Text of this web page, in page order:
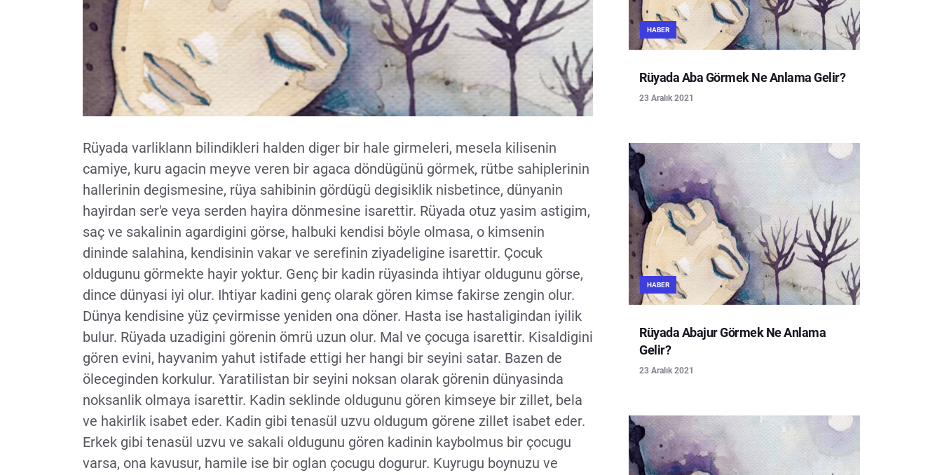
Rüyada varliklann bilindikleri halden diger bir hale girmeleri, mesela kilisenin
camiye, kuru agacin meyve veren bir agaca döndügünü görmek, rütbe sahiplerinin
hallerinin degismesine, rüya sahibinin gördügü degisiklik nisbetince, dünyanin
hayirdan ser'e veya serden hayira dönmesine isarettir. Rüyada otuz yasim astigim,
saç ve sakalinin agardigini görse, halbuki kendisi böyle olmasa, o kimsenin
dininde salahina, kendisinin vakar ve serefinin ziyadeligine isarettir. Çocuk
oldugunu görmekte hayir yoktur. Genç bir kadin rüyasinda ihtiyar oldugunu görse,
dince dünyasi iyi olur. Ihtiyar kadini genç olarak gören kimse fakirse zengin olur.
Dünya kendisine yüz çevirmisse yeniden ona döner. Hasta ise hastaligindan iyilik
bulur. Rüyada uzadigini görenin ömrü uzun olur. Mal ve çocuga isarettir. Kisaldigini
gören evini, hayvanim yahut istifade ettigi her hangi bir seyini satar. Bazen de
öleceginden korkulur. Yaratilistan bir seyini noksan olarak görenin dünyasinda
noksanlik olmaya isarettir. Kadin seklinde oldugunu gören kimseye bir zillet, bela
ve hakirlik isabet eder. Kadin gibi tenasül uzvu oldugum görene zillet isabet eder.
Erkek gibi tenasül uzvu ve sakali oldugunu gören kadinin kaybolmus bir çocugu
varsa, ona kavusur, hamile ise bir oglan çocugu dogurur. Kuyrugu boynuzu ve
HABER
Rüyada Aba Görmek Ne Anlama Gelir?
23 Aralık 2021
HABER
Rüyada Abajur Görmek Ne Anlama
Gelir?
23 Aralık 2021